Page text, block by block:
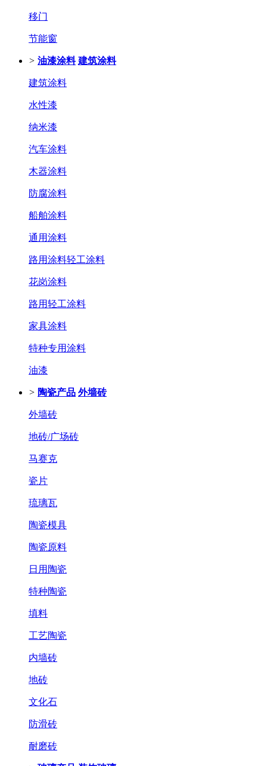
移门
节能窗
> 油漆涂料 建筑涂料
建筑涂料
水性漆
纳米漆
汽车涂料
木器涂料
防腐涂料
船舶涂料
通用涂料
路用涂料轻工涂料
花岗涂料
路用轻工涂料
家具涂料
特种专用涂料
油漆
> 陶瓷产品 外墙砖
外墙砖
地砖/广场砖
马赛克
瓷片
琉璃瓦
陶瓷模具
陶瓷原料
日用陶瓷
特种陶瓷
填料
工艺陶瓷
内墙砖
地砖
文化石
防滑砖
耐磨砖